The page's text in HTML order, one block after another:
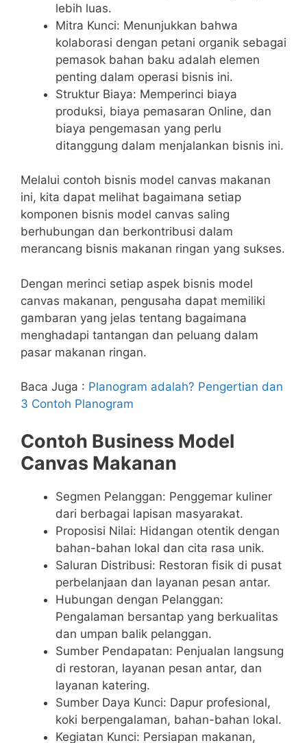
lebih luas.
Mitra Kunci: Menunjukkan bahwa
kolaborasi dengan petani organik sebagai
pemasok bahan baku adalah elemen
penting dalam operasi bisnis ini.
Struktur Biaya: Memperinci biaya
produksi, biaya pemasaran Online, dan
biaya pengemasan yang perlu
ditanggung dalam menjalankan bisnis ini.
Melalui contoh bisnis model canvas makanan
ini, kita dapat melihat bagaimana setiap
komponen bisnis model canvas saling
berhubungan dan berkontribusi dalam
merancang bisnis makanan ringan yang sukses.
Dengan merinci setiap aspek bisnis model
canvas makanan, pengusaha dapat memiliki
gambaran yang jelas tentang bagaimana
menghadapi tantangan dan peluang dalam
pasar makanan ringan.
Baca Juga : Planogram adalah? Pengertian dan
3 Contoh Planogram
Contoh Business Model
Canvas Makanan
Segmen Pelanggan: Penggemar kuliner
dari berbagai lapisan masyarakat.
Proposisi Nilai: Hidangan otentik dengan
bahan-bahan lokal dan cita rasa unik.
Saluran Distribusi: Restoran fisik di pusat
perbelanjaan dan layanan pesan antar.
Hubungan dengan Pelanggan:
Pengalaman bersantap yang berkualitas
dan umpan balik pelanggan.
Sumber Pendapatan: Penjualan langsung
di restoran, layanan pesan antar, dan
layanan katering.
Sumber Daya Kunci: Dapur profesional,
koki berpengalaman, bahan-bahan lokal.
Kegiatan Kunci: Persiapan makanan,